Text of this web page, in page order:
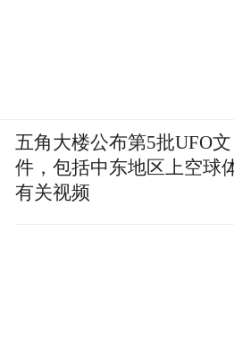
五角大楼公布第5批UFO文
件，包括中东地区上空球
有关视频